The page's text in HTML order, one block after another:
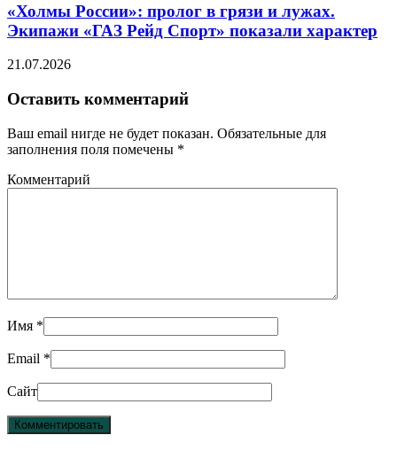
«Холмы России»: пролог в грязи и лужах.
Экипажи «ГАЗ Рейд Спорт» показали характер
21.07.2026
Оставить комментарий
Ваш email нигде не будет показан. Обязательные для
заполнения поля помечены *
Комментарий
Имя *
Email *
Сайт